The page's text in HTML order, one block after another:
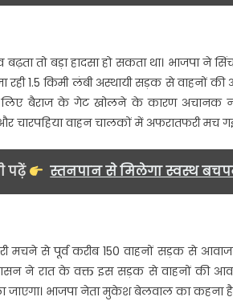
बढ़ता तो बड़ा हादसा हो सकता था। भाजपा ने
रही 1.5 किमी लंबी अस्थायी सड़क से वाहनों
बैराज के गेट खोलने के कारण अचानक
चारपहिया वाहन चालकों में अफरातफरी मच
पढ़ें स्तनपान से मिलेगा स्वस्थ
मचने से पूर्व करीब 150 वाहनों सड़क से
ने रात के वक्त इस सड़क से वाहनों की
जाएगा। भाजपा नेता मुकेश बेलवाल का कहना है